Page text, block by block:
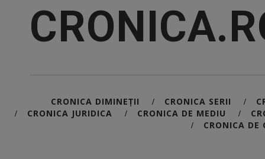
CRONICA DIMINEȚII / CRONICA SERII /
/ CRONICA JURIDICA / CRONICA DE MEDIU /
/ CRONICA DE